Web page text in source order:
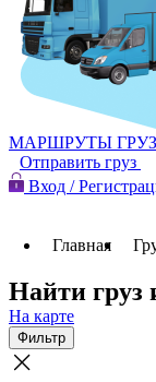
МАРШРУТЫ
Отправить груз
Вход /
Главная
Найти груз
На карте
Фильтр